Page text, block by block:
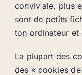
conviviale, plus
sont de petits
ton ordinateur et
La plupart des
des « cookies